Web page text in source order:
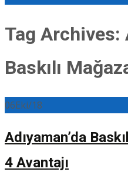
Tag Archives:
Baskılı
06Eki/18
Adıyaman’da
4 Avantajı